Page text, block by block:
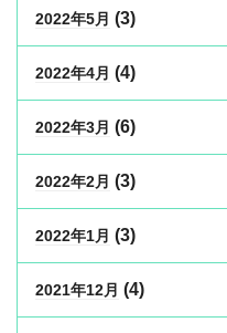
2022年5月 (3)
2022年4月 (4)
2022年3月 (6)
2022年2月 (3)
2022年1月 (3)
2021年12月 (4)